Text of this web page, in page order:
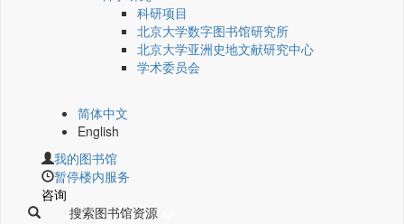
科研项目
北京大学数字图书馆研究所
北京大学亚洲史地文献研究中心
学术委员会
简体中文
English
我的图书馆
暂停楼内服务
咨询
搜索图书馆资源